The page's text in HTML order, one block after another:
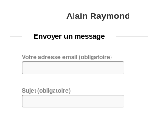
Alain Raymond
Envoyer un message
Votre adresse email(obligatoire)
Sujet(obligatoire)